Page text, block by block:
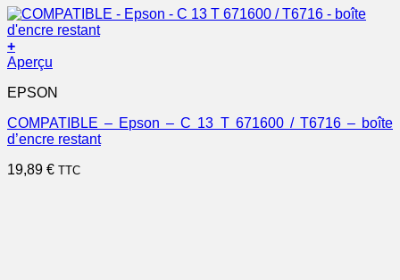
+
Aperçu
EPSON
COMPATIBLE – Epson – C 13 T 671600 / T6716 – boîte
d’encre restant
19,89 € TTC